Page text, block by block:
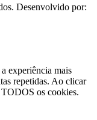
Desenvolvido por:
experiência mais
repetidas. Ao clicar
os cookies.